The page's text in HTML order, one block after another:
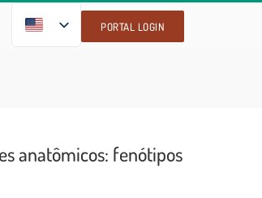
EN PORTAL LOGIN
anatômicos: fenótipos